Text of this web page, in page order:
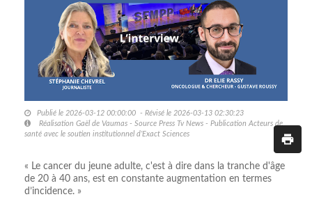
Publié le 2026-03-12 00:00:00 - Révisé le 2026-03-13 02:30:23
Réalisation Gaël de Vaumas - Source Press Tv News - Publication Acteurs de
santé avec le soutien institutionnel d’Exact Sciences
« Le cancer du jeune adulte, c'est à dire dans la tranche d'âge
de 20 à 40 ans, est en constante augmentation en termes
d’incidence. »